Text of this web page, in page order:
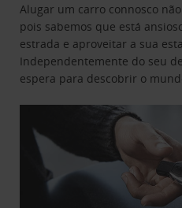
Alugar um carro connosco
pois sabemos que está
estrada e aproveitar a sua
Independentemente do seu
espera para descobrir o